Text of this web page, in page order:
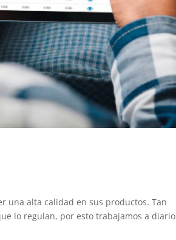
una alta calidad en sus productos. Tan
lo regulan, por esto trabajamos a diario